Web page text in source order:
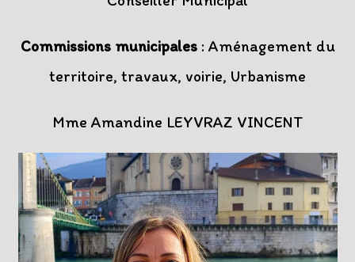
Commissions municipales : Aménagement du
territoire, travaux, voirie, Urbanisme
Mme Amandine LEYVRAZ VINCENT